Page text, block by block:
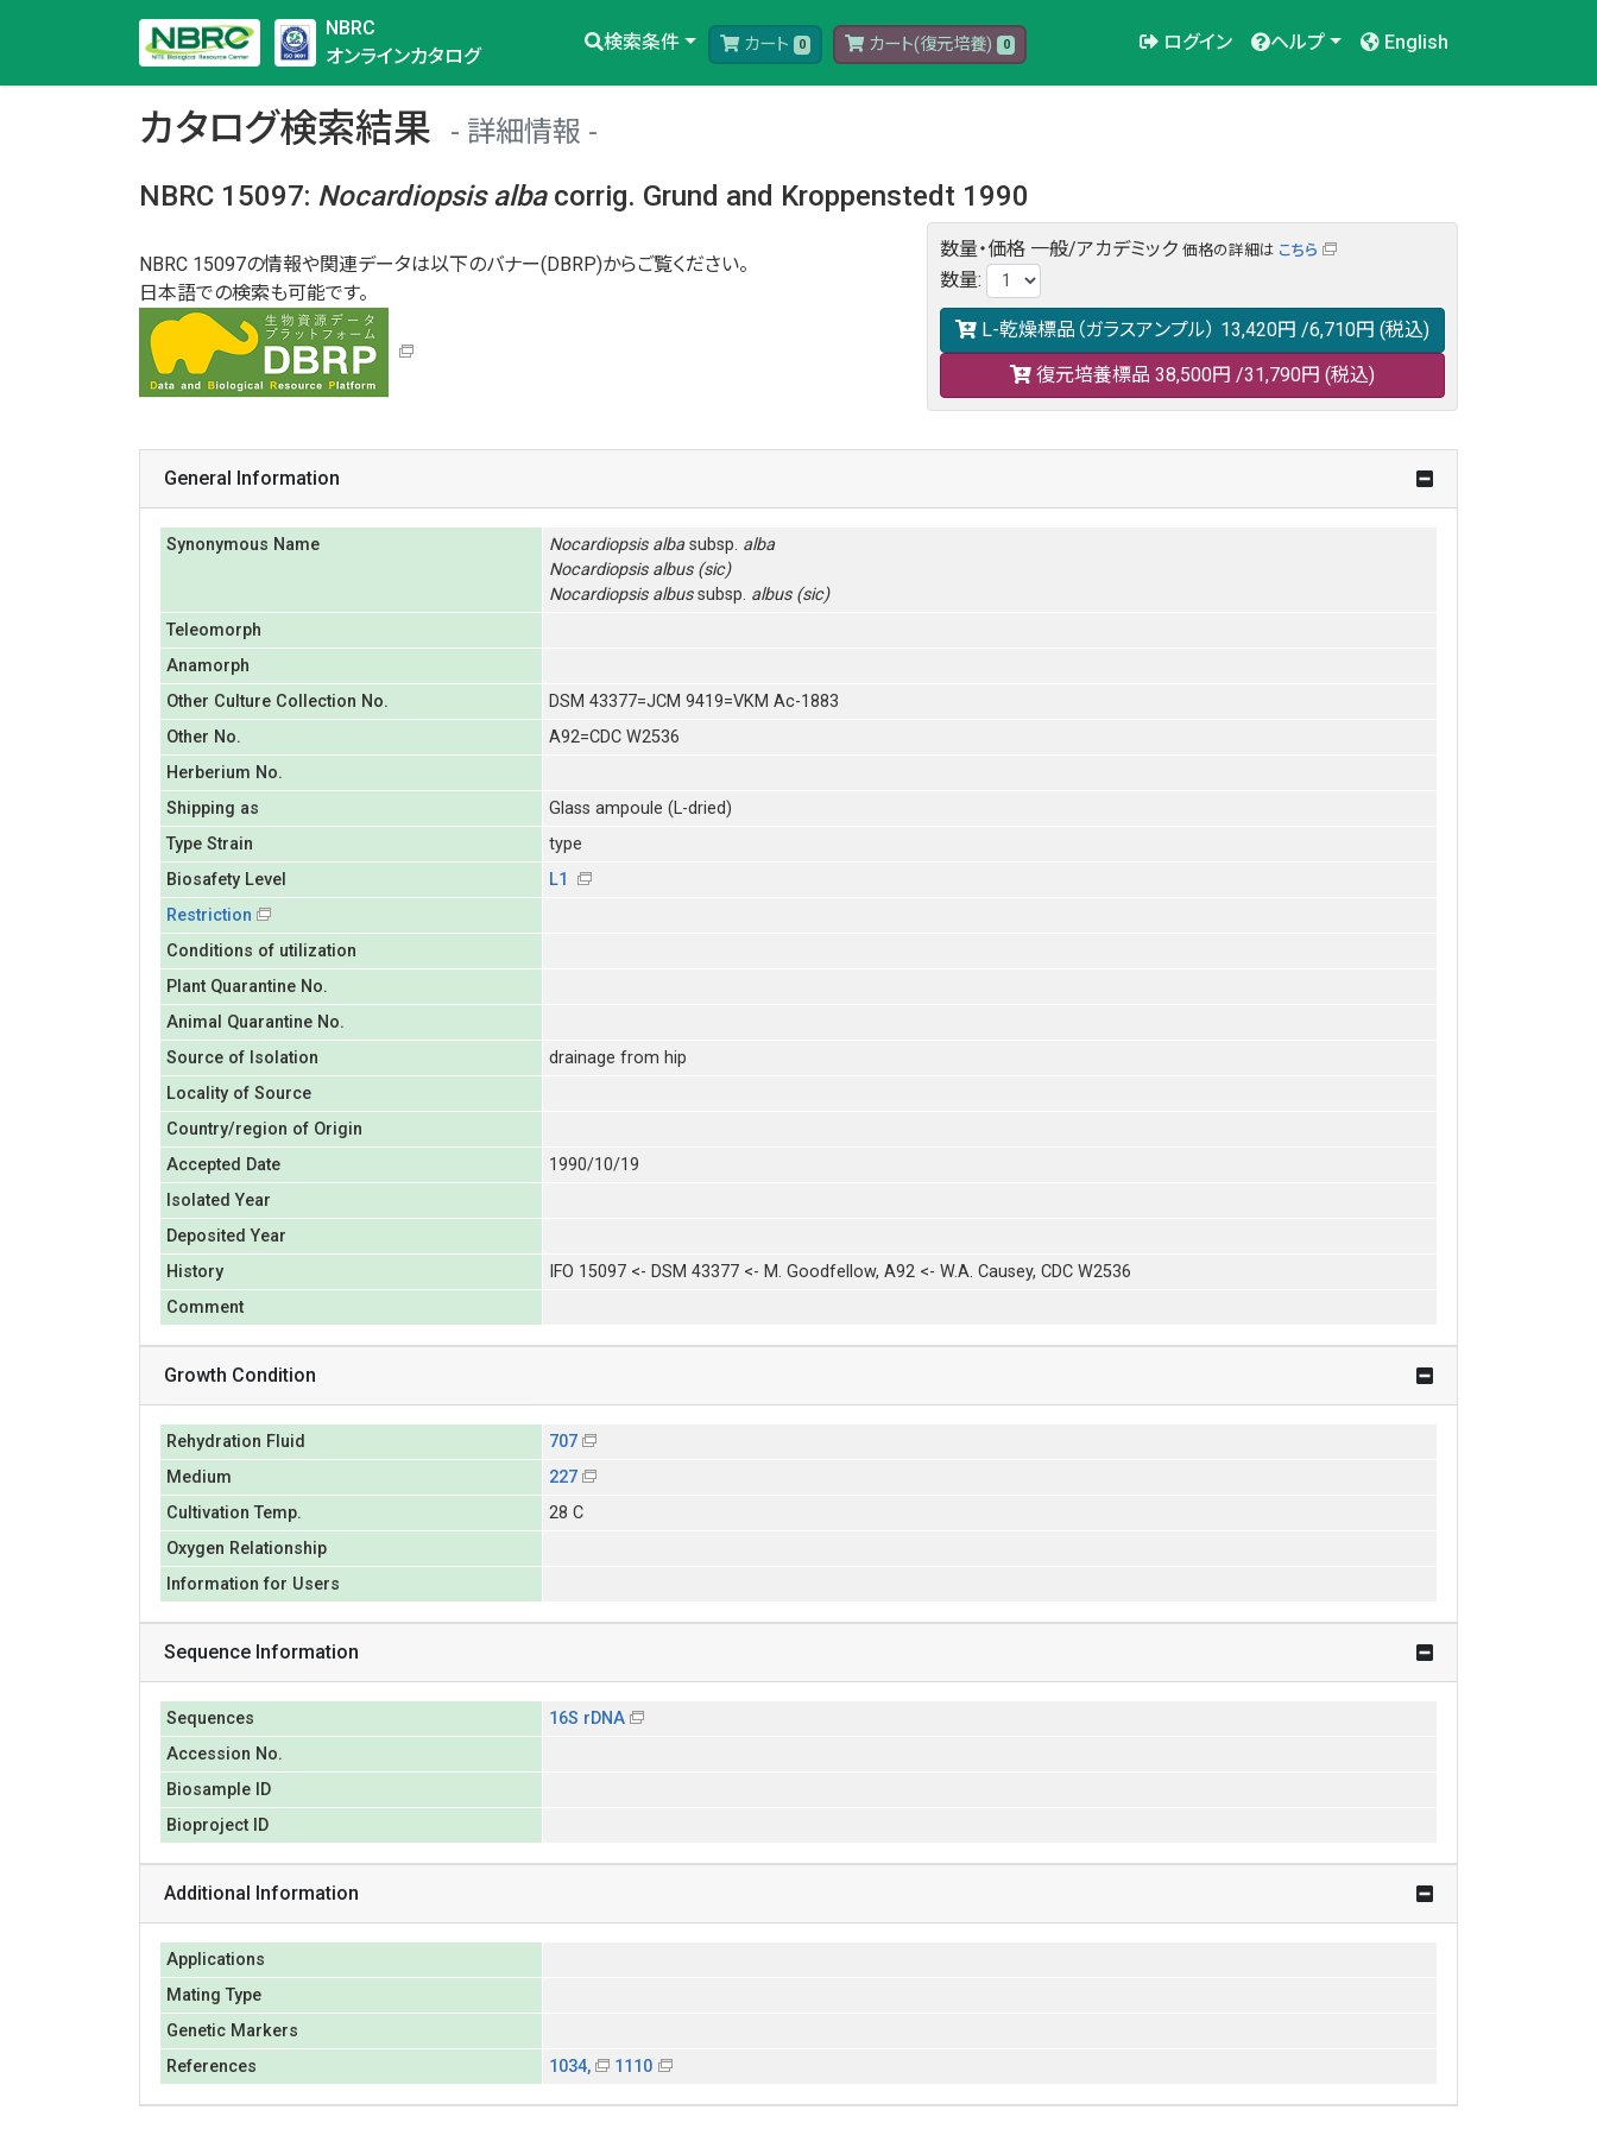
NBRC
オンラインカタログ
検索条件 カート 0 カート(復元培養) 0 ログイン ヘルプ English
カタログ検索結果
詳細情報
NBRC 15097: Nocardiopsis albacorrig. Grund and Kroppenstedt 1990
NBRC 15097の情報や関連データは以下のバナー(DBRP)からご覧ください。
日本語での検索も可能です。
数量・価格 一般/アカデミック 価格の詳細は こちら
数量:
L-乾燥標品（ガラスアンプル） 13,420円 /6,710円 (税込)
復元培養標品 38,500円 /31,790円 (税込)
General Information
Synonymous Name Nocardiopsis albasubsp. alba
Nocardiopsis albus (sic)
Nocardiopsis albussubsp. albus (sic)
Teleomorph
Anamorph
Other Culture Collection No.
DSM 43377=JCM 9419=VKM Ac-1883
Other No.
A92=CDC W2536
Herberium No.
Shipping as
Glass ampoule (L-dried)
Type Strain
type
Biosafety Level
L1
Restriction
Conditions of utilization
Plant Quarantine No.
Animal Quarantine No.
Source of Isolation
drainage from hip
Locality of Source
Country/region of Origin
Accepted Date
1990/10/19
Isolated Year
Deposited Year
History
IFO 15097 <- DSM 43377 <- M. Goodfellow, A92 <- W.A. Causey, CDC W2536
Comment
Growth Condition
Rehydration Fluid
707
Medium
227
Cultivation Temp.
28 C
Oxygen Relationship
Information for Users
Sequence Information
Sequences
16S rDNA
Accession No.
Biosample ID
Bioproject ID
Additional Information
Applications
Mating Type
Genetic Markers
References
1034, 1110